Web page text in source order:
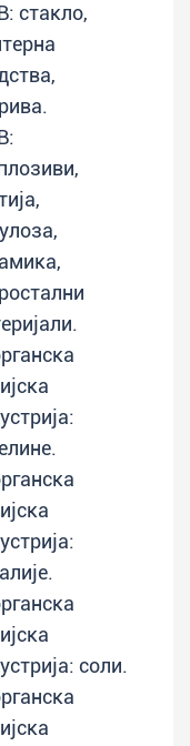
стакло,
соли.